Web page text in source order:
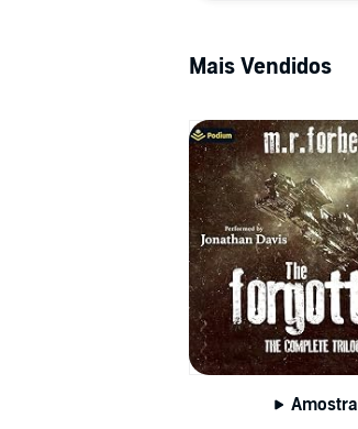
Mais Vendidos
Amostra